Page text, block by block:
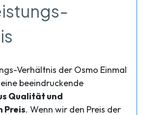
Verhältnis der Osmo Einmal
eine beeindruckende
Qualität und
Preis. Wenn wir den Preis der